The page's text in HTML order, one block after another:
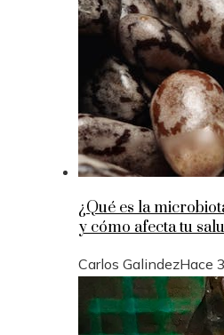
¿Qué es la
y cómo afecta tu
Carlos GalindezHace